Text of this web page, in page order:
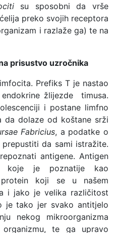
su sposobni da vrše
preko svojih receptora
i razlaže ga) te na
prisustvo uzročnika
Prefiks T je nastao
žlijezde timusa.
i postane limfno
da dolaze od koštane srži
Fabricius, a podatke o
da sami istražite.
antigene. Antigen
koje je poznatije kao
koji se u našem
i jako je velika različitost
je tako jer svako antitjelo
nekog mikroorganizma
te ga upravo